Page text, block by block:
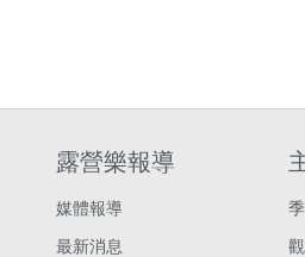
露營樂報導
媒體報導
最新消息